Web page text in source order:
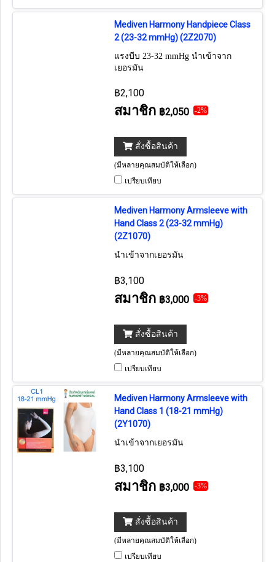
Mediven Harmony Handpiece Class
2 (23-32 mmHg) (2Z2070)
แรงบีบ 23-32 mmHg นำเข้าจาก
เยอรมัน
฿2,100
สมาชิก ฿2,050 -2%
สั่งซื้อสินค้า
(มีหลายคุณสมบัติให้เลือก)
เปรียบเทียบ
Mediven Harmony Armsleeve with
Hand Class 2 (23-32 mmHg)
(2Z1070)
นำเข้าจากเยอรมัน
฿3,100
สมาชิก ฿3,000 -3%
สั่งซื้อสินค้า
(มีหลายคุณสมบัติให้เลือก)
เปรียบเทียบ
Mediven Harmony Armsleeve with
Hand Class 1 (18-21 mmHg)
(2Y1070)
นำเข้าจากเยอรมัน
฿3,100
สมาชิก ฿3,000 -3%
สั่งซื้อสินค้า
(มีหลายคุณสมบัติให้เลือก)
เปรียบเทียบ